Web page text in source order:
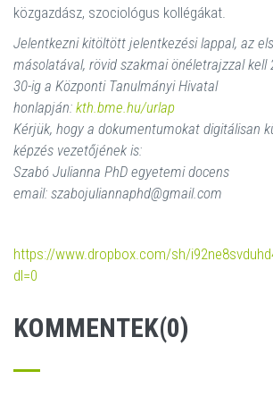
közgazdász, szociológus kollégákat.
Jelentkezni kitöltött jelentkezési lappal, az
másolatával, rövid szakmai önéletrajzzal kell
30-ig a Központi Tanulmányi Hivatal
honlapján: kth.bme.hu/urlap
Kérjük, hogy a dokumentumokat digitálisan
képzés vezetőjének is:
Szabó Julianna PhD egyetemi docens
email: szabojuliannaphd@gmail.com
https://www.dropbox.com/sh/
dl=0
KOMMENTEK(0)